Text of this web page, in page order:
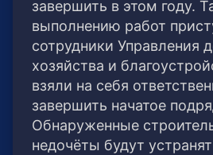
завершить в этом году.
выполнению работ
сотрудники Управления
хозяйства и
взяли на себя
завершить начатое
Обнаруженные
недочёты будут